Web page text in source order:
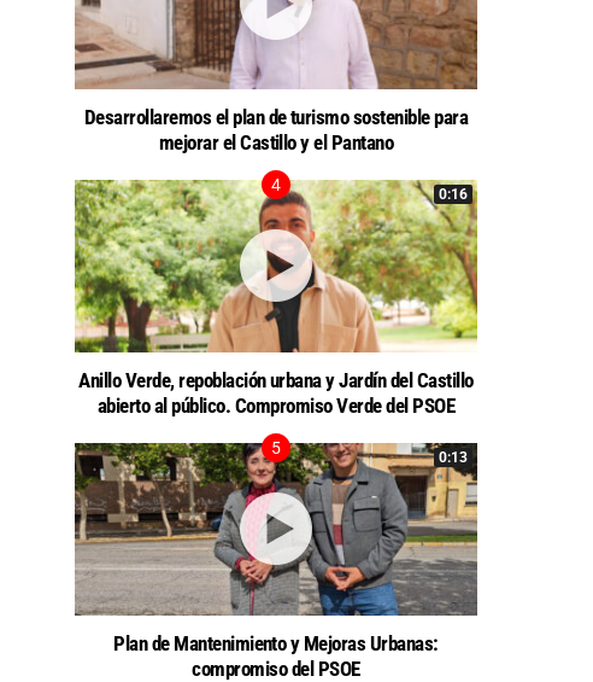
Desarrollaremos el plan de turismo sostenible para
mejorar el Castillo y el Pantano
0:16
Anillo Verde, repoblación urbana y Jardín del Castillo
abierto al público. Compromiso Verde del PSOE
0:13
Plan de Mantenimiento y Mejoras Urbanas:
compromiso del PSOE